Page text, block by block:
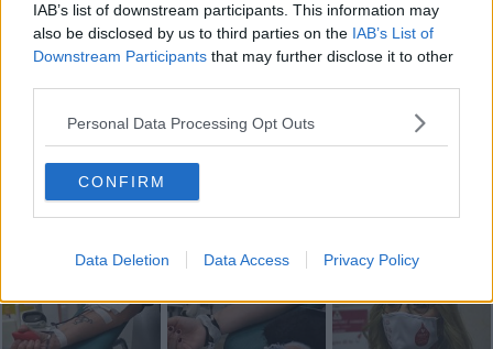
IAB’s list of downstream participants. This information may
also be disclosed by us to third parties on the IAB’s List of
Downstream Participants that may further disclose it to other
Personal Data Processing Opt Outs
CONFIRM
Data Deletion Data Access Privacy Policy